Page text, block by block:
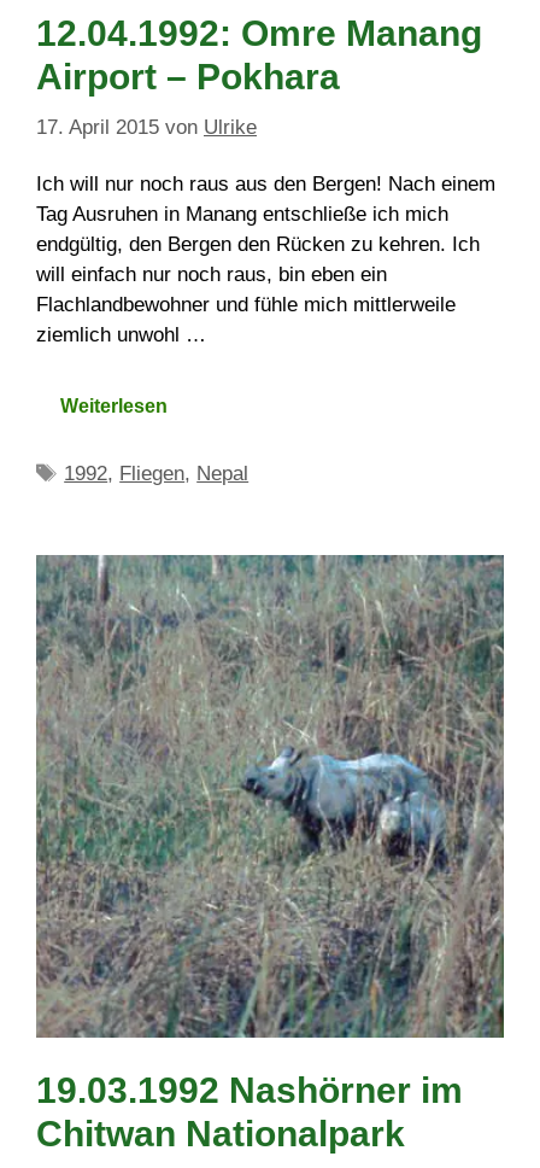
12.04.1992: Omre Manang
Airport – Pokhara
17. April 2015 von Ulrike
Ich will nur noch raus aus den Bergen! Nach einem
Tag Ausruhen in Manang entschließe ich mich
endgültig, den Bergen den Rücken zu kehren. Ich
will einfach nur noch raus, bin eben ein
Flachlandbewohner und fühle mich mittlerweile
ziemlich unwohl …
Weiterlesen
Schlagwörter
1992, Fliegen, Nepal
19.03.1992 Nashörner im
Chitwan Nationalpark